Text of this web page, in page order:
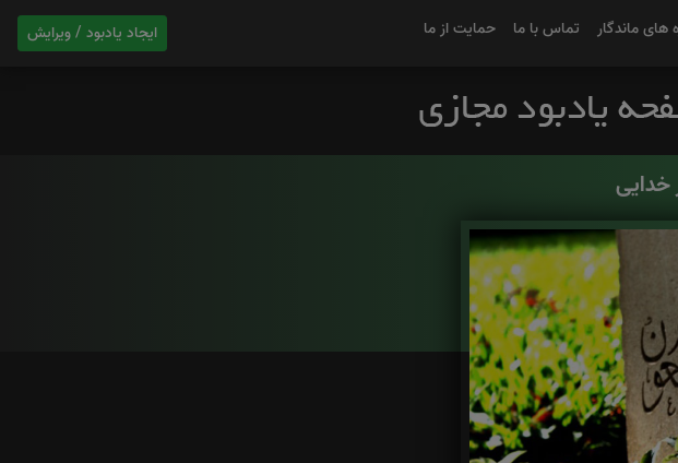
ایجاد یادبود / ویرایش های ماندگار تماس با ما حمایت از ما
خدایی